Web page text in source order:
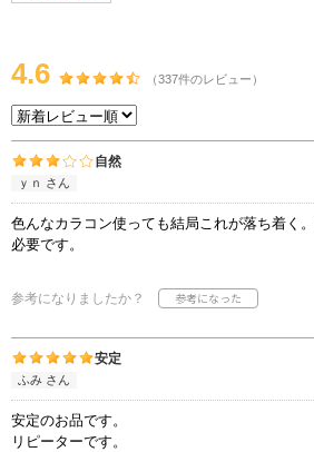
4.6 （337件のレビュー）
自然
ｙｎ さん
色んなカラコン使っても結局これが落ち着く
必要です。
参考になりましたか？
安定
ふみ さん
安定のお品です。
リピーターです。